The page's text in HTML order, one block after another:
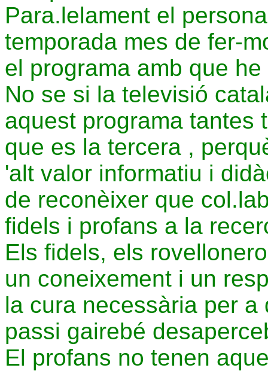
Para.lelament el
temporada mes de fer-
el programa amb que
No se si la televisió
aquest programa tantes
que es la tercera ,
'alt valor informatiu i
de reconèixer que
fidels i profans a la
Els fidels, els
un coneixement i un
la cura necessària per
passi gairebé
El profans no tenen